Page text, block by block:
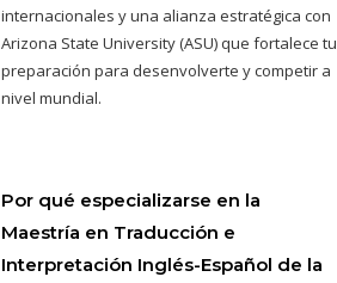
internacionales y una alianza estratégica con
Arizona State University (ASU) que fortalece tu
preparación para desenvolverte y competir a
nivel mundial.
Por qué especializarse en la
Maestría en Traducción e
Interpretación Inglés-Español de la